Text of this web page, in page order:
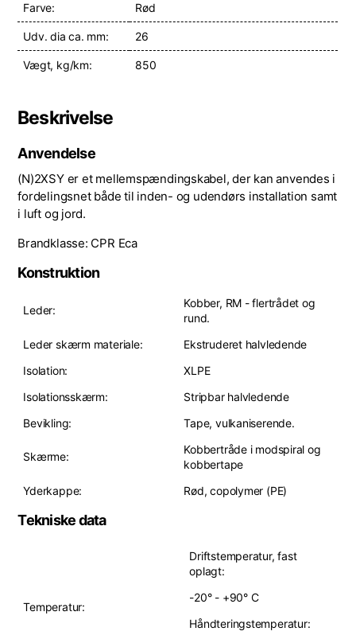
Farve: Rød
Udv. dia ca. mm: 26
Vægt, kg/km: 850
Beskrivelse
Anvendelse
(N)2XSY er et mellemspændingskabel, der kan anvendes i
fordelingsnet både til inden- og udendørs installation samt
i luft og jord.
Brandklasse: CPR Eca
Konstruktion
Leder:
Kobber, RM - flertrådet og
rund.
Leder skærm materiale:
Ekstruderet halvledende
Isolation:
XLPE
Isolationsskærm:
Stripbar halvledende
Bevikling:
Tape, vulkaniserende.
Skærme:
Kobbertråde i modspiral og
kobbertape
Yderkappe:
Rød, copolymer (PE)
Tekniske data
Temperatur:
Driftstemperatur, fast
oplagt:
-20° - +90° C
Håndteringstemperatur: